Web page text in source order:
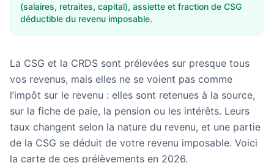
(salaires, retraites, capital), assiette et fraction de CSG
déductible du revenu imposable.
La CSG et la CRDS sont prélevées sur presque tous
vos revenus, mais elles ne se voient pas comme
l’impôt sur le revenu : elles sont retenues à la source,
sur la fiche de paie, la pension ou les intérêts. Leurs
taux changent selon la nature du revenu, et une partie
de la CSG se déduit de votre revenu imposable. Voici
la carte de ces prélèvements en 2026.